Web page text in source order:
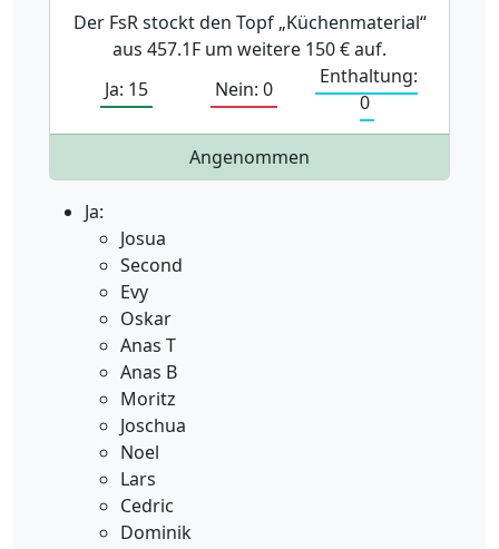
Der FsR stockt den Topf „Küchenmaterial“
aus 457.1F um weitere 150 € auf.
Ja: 15
Nein: 0
Enthaltung:
0
Angenommen
Ja:
Josua
Second
Evy
Oskar
Anas T
Anas B
Moritz
Joschua
Noel
Lars
Cedric
Dominik